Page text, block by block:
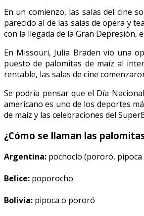
En un comienzo, las salas del cine
parecido al de las salas de opera y
con la llegada de la Gran Depresión,
En Missouri, Julia Braden vio una
puesto de palomitas de maíz al
rentable, las salas de cine
Se podría pensar que el Día
americano es uno de los deportes
de maíz y las celebraciones del
¿Cómo se llaman las
Argentina: pochoclo (pororó,
Belice: poporocho
Bolivia: pipoca o pororó